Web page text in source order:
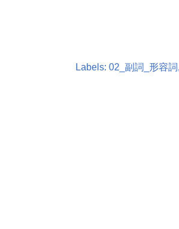
Labels: 02_副詞_形容詞